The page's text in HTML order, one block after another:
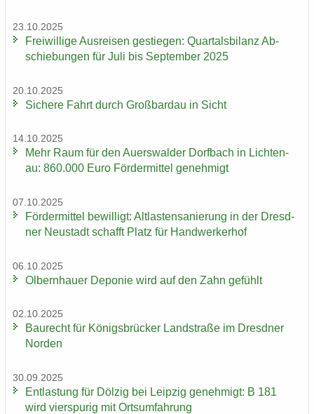
23.10.2025
Frei­wil­li­ge Aus­rei­sen ge­stie­gen: Quar­tals­bi­lanz Ab­
schie­bun­gen für Juli bis Sep­tem­ber 2025
20.10.2025
Si­che­re Fahrt durch Groß­bardau in Sicht
14.10.2025
Mehr Raum für den Au­ers­wal­der Dorf­bach in Lich­ten­
au: 860.000 Euro För­der­mit­tel ge­neh­migt
07.10.2025
För­der­mit­tel be­wil­ligt: Alt­las­ten­sa­nie­rung in der Dresd­
ner Neu­stadt schafft Platz für Hand­wer­ker­hof
06.10.2025
Ol­bern­hau­er De­po­nie wird auf den Zahn ge­fühlt
02.10.2025
Bau­recht für Kö­nigs­brü­cker Land­stra­ße im Dresd­ner
Nor­den
30.09.2025
Ent­las­tung für Döl­zig bei Leip­zig ge­neh­migt: B 181
wird vier­spu­rig mit Orts­um­fah­rung